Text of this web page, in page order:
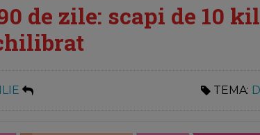
de zile: scapi de 10
TEMA: